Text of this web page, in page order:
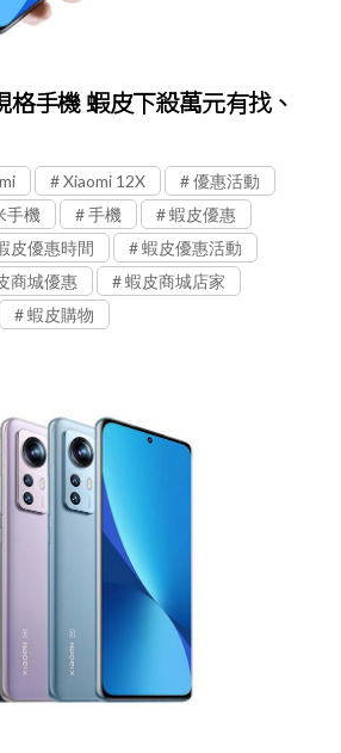
格手機 蝦皮下殺萬元有找、
Xiaomi 12X
優惠活動
手機 手機
蝦皮優惠
皮優惠時間
蝦皮優惠活動
商城優惠
蝦皮商城店家
蝦皮購物